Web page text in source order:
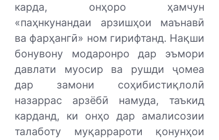
карда, онҳоро ҳамчун
«паҳнкунандаи арзишҳои маънавӣ
ва фарҳангӣ» ном гирифтанд. Нақши
бонувону модаронро дар эъмори
давлати муосир ва рушди ҷомеа
дар замони соҳибистиқлолӣ
назаррас арзёбӣ намуда, таъкид
карданд, ки онҳо дар амалисозии
талаботу муқаррароти қонунҳои